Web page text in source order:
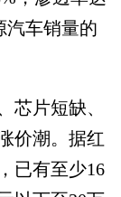
汽车销量的
片短缺、
价潮。据红
已有至少16